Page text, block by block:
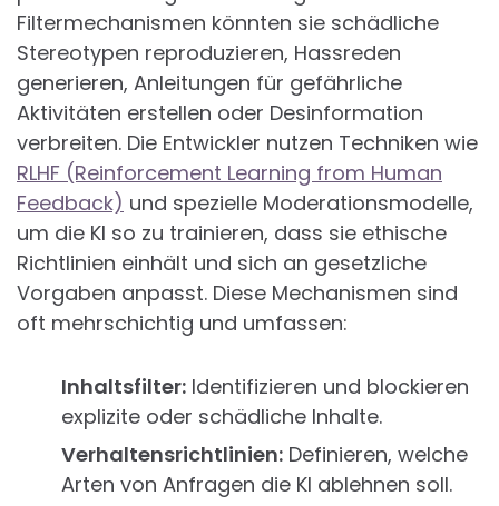
Filtermechanismen könnten sie schädliche
Stereotypen reproduzieren, Hassreden
generieren, Anleitungen für gefährliche
Aktivitäten erstellen oder Desinformation
verbreiten. Die Entwickler nutzen Techniken wie
RLHF (Reinforcement Learning from Human
Feedback) und spezielle Moderationsmodelle,
um die KI so zu trainieren, dass sie ethische
Richtlinien einhält und sich an gesetzliche
Vorgaben anpasst. Diese Mechanismen sind
oft mehrschichtig und umfassen:
Inhaltsfilter: Identifizieren und blockieren
explizite oder schädliche Inhalte.
Verhaltensrichtlinien: Definieren, welche
Arten von Anfragen die KI ablehnen soll.